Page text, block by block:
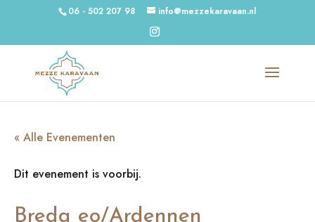
06 - 502 207 98 info@mezzekaravaan.nl
« Alle Evenementen
Dit evenement is voorbij.
Breda eo/Ardennen